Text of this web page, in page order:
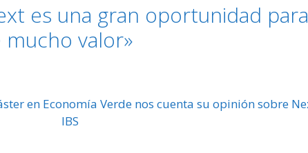
es una gran oportunidad para
valor»